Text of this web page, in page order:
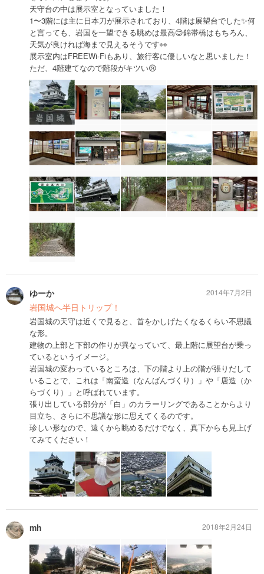
天守台の中は展示室となっていました！
1〜3階には主に日本刀が展示されており、4階は展望台でした✨何
と言っても、岩国を一望できる眺めは最高😊錦帯橋はもちろん、
天気が良ければ海まで見えるそうです👀
展示室内はFREEWi-Fiもあり、旅行客に優しいなと思いました！
ただ、4階建てなので階段がキツい😢
ゆーか
岩国城へ半日トリップ！
岩国城の天守は近くで見ると、首をかしげたくなるくらい不思議
な形。
建物の上部と下部の作りが異なっていて、最上階に展望台が乗っ
ているというイメージ。
岩国城の変わっているところは、下の階より上の階が張りだして
いることで、これは「南蛮造（なんばんづくり）」や「唐造（か
らづくり）」と呼ばれています。
張り出している部分が「白」のカラーリングであることからより
目立ち、さらに不思議な形に思えてくるのです。
珍しい形なので、遠くから眺めるだけでなく、真下からも見上げ
てみてください！
2014年7月2日
mh 2018年2月24日